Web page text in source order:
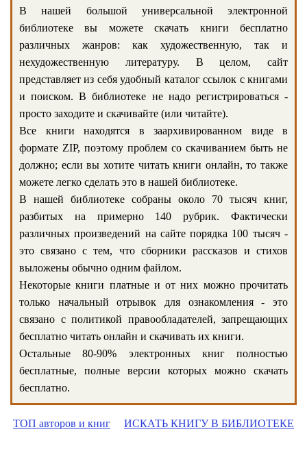
В нашей большой универсальной электронной
библиотеке вы можете скачать книги бесплатно
различных жанров: как художественную, так и
нехудожественную литературу. В целом, сайт
представляет из себя удобный каталог ссылок с книгами
и поиском. В библиотеке не надо регистрироваться -
просто заходите и скачивайте (или читайте).
Все книги находятся в заархивированном виде в
формате ZIP, поэтому проблем со скачиванием быть не
должно; если вы хотите читать книги онлайн, то также
можете легко сделать это в нашей библиотеке.
В нашей библиотеке собраны около 70 тысяч книг,
разбитых на примерно 140 рубрик. Фактически
различных произведений на сайте порядка 100 тысяч -
это связано с тем, что сборники рассказов и стихов
выложены обычно одним файлом.
Некоторые книги платные и от них можно прочитать
только начальный отрывок для ознакомления - это
связано с политикой правообладателей, запрещающих
бесплатно читать онлайн и скачивать их книги.
Остальные 80-90% электронных книг полностью
бесплатные, полные версии которых можно скачать
бесплатно.
ТОП авторов и книг ИСКАТЬ КНИГУ В БИБЛИОТЕКЕ